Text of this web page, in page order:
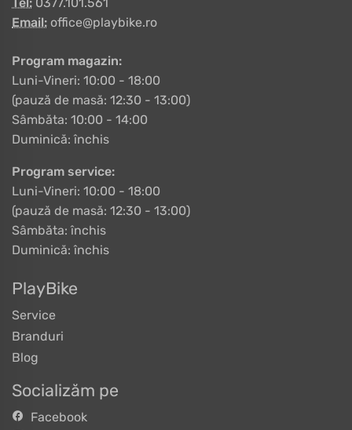
Email: office@playbike.ro
Program magazin:
Luni-Vineri: 10:00 - 18:00
(pauză de masă: 12:30 - 13:00)
Sâmbăta: 10:00 - 14:00
Duminică: închis
Program service:
Luni-Vineri: 10:00 - 18:00
(pauză de masă: 12:30 - 13:00)
Sâmbăta: închis
Duminică: închis
PlayBike
Service
Branduri
Blog
Socializăm pe
Facebook